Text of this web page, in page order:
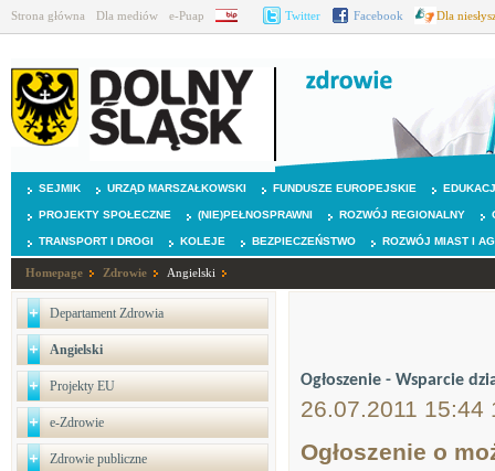
Strona główna Dla mediów e-Puap BIP Twitter Facebook Dla
SEJMIK URZĄD MARSZAŁKOWSKI FUNDUSZE EUROPEJSKIE
PROJEKTY SPOŁECZNE (NIE)PEŁNOSPRAWNI ROZWÓJ REGIONALNY
TRANSPORT I DROGI KOLEJE BEZPIECZEŃSTWO ROZWÓJ MIAST I
Homepage Zdrowie Angielski
Departament Zdrowia
Angielski
Projekty EU
e-Zdrowie
Zdrowie publiczne
Ogłoszenie - Wsparcie
26.07.2011 15:44
Ogłoszenie o